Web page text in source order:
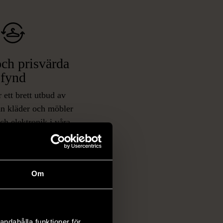
Om
prisvärda
fynd
ett brett utbud av
kläder och möbler
elektronik i våra
chansen att hitta
föremål som
vanliga butiker.